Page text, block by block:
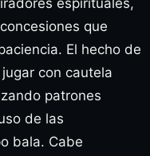
espirituales,
que
El hecho de
con cautela
patrones
de las
bala. Cabe